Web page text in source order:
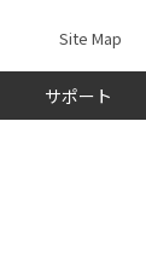
Site Map
サポート